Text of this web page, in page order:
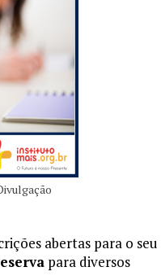
abertas para o seu
para diversos